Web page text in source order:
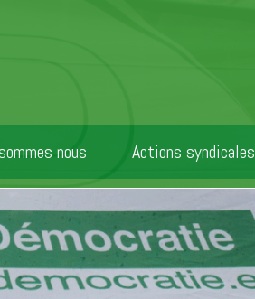
nous Actions syndicales